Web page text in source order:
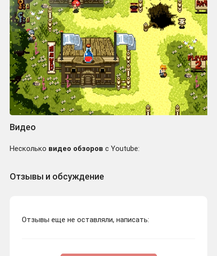
Видео
Несколько видео обзоров с Youtube:
Отзывы и обсуждение
Отзывы еще не оставляли, написать: